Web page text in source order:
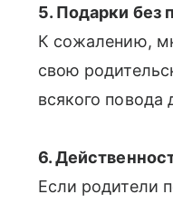
5. Подарки без
К сожалению,
свою
всякого повода
6.
Если родители